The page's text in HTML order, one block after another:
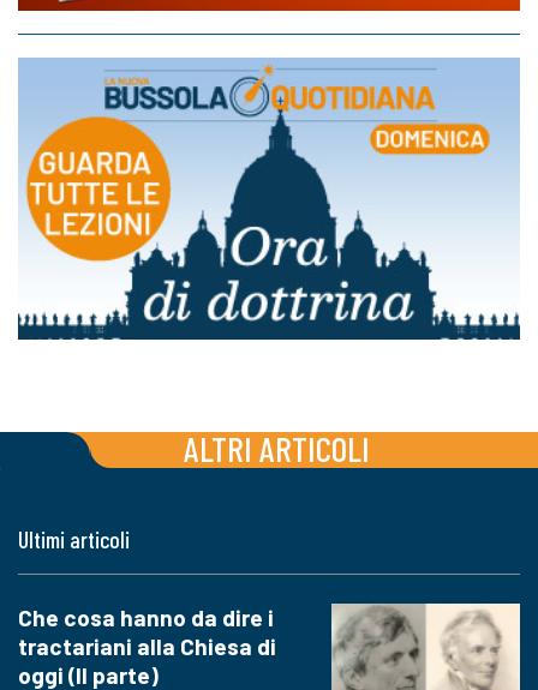
ALTRI ARTICOLI
Ultimi articoli
Che cosa hanno da dire i
tractariani alla Chiesa di
oggi (II parte)